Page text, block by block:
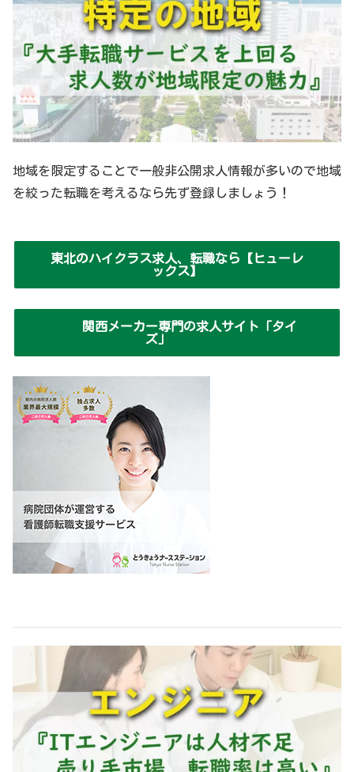
地域を限定することで一般非公開求人情報が多いので地域
を絞った転職を考えるなら先ず登録しましょう！
東北のハイクラス求人、転職なら【ヒューレ
ックス】
関西メーカー専門の求人サイト「タイ
ズ」